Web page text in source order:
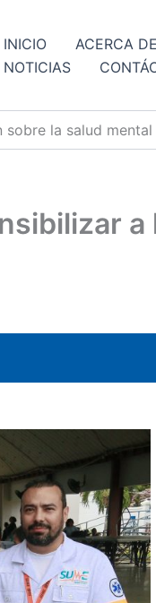
INICIO ACERCA DE
NOTICIAS
la salud mental